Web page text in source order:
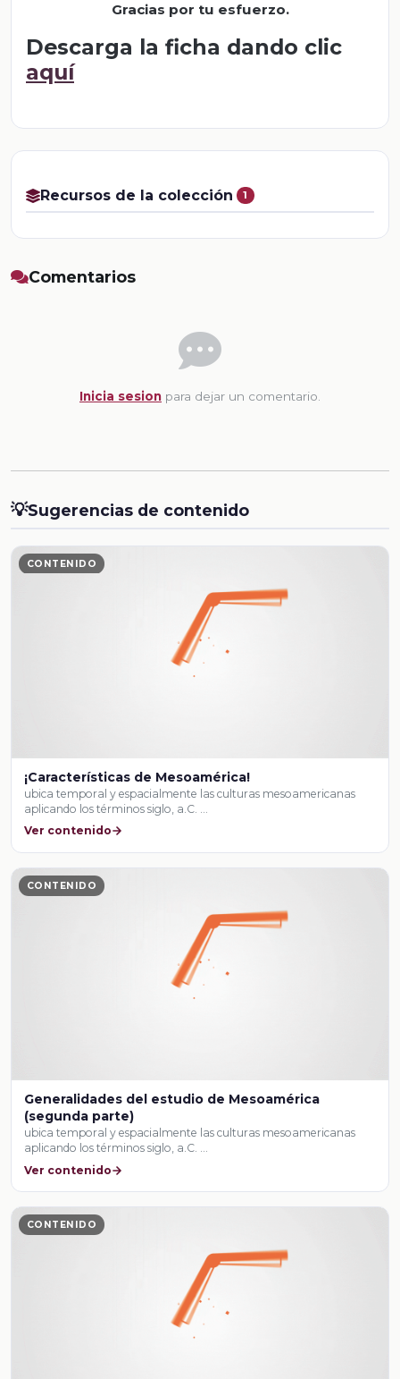
Gracias por tu esfuerzo.
Descarga la ficha dando clic
aquí
Recursos de la colección 1
Comentarios
Inicia sesion para dejar un comentario.
💡Sugerencias de contenido
CONTENIDO
¡Características de Mesoamérica!
ubica temporal y espacialmente las culturas mesoamericanas
aplicando los términos siglo, a.C. …
Ver contenido
CONTENIDO
Generalidades del estudio de Mesoamérica
(segunda parte)
ubica temporal y espacialmente las culturas mesoamericanas
aplicando los términos siglo, a.C. …
Ver contenido
CONTENIDO